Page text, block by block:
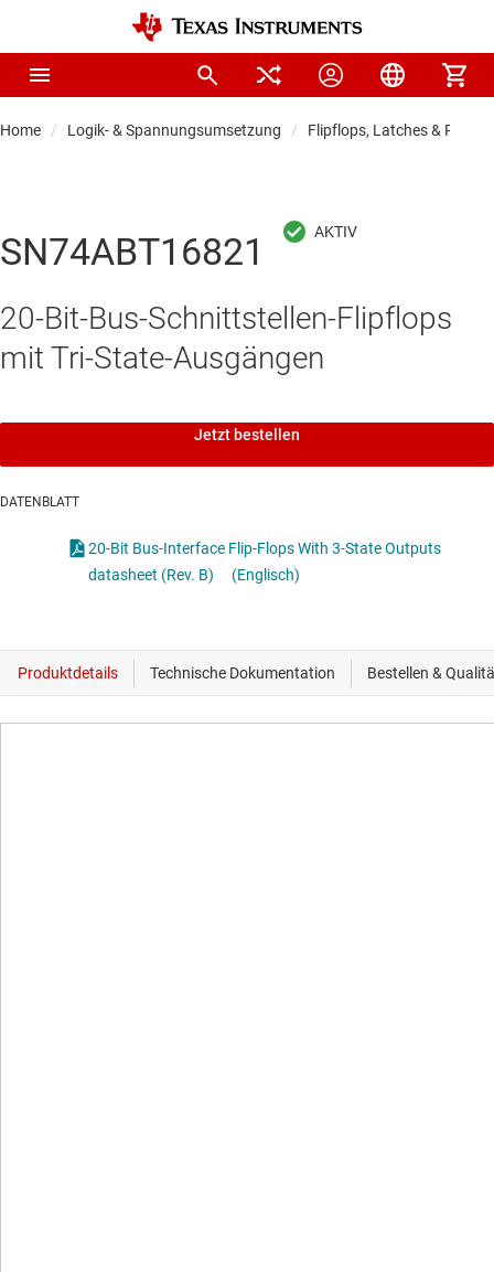
Home Logik- & Spannungsumsetzung Flipflops, Latches &
SN74ABT16821
20-Bit-Bus-Schnittstellen-Flipflops
mit Tri-State-Ausgängen
Jetzt bestellen
DATENBLATT
20-Bit Bus-Interface Flip-Flops With 3-State Outputs
datasheet (Rev. B)
(Englisch)